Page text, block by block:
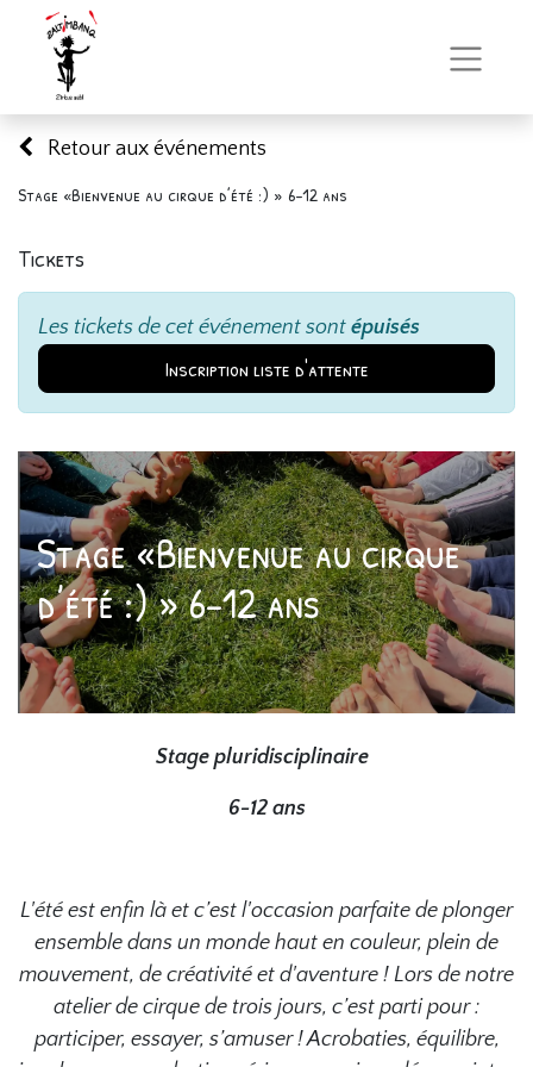
Retour aux événements
Stage «Bienvenue au cirque d’été :) » 6-12 ans
Tickets
Les tickets de cet événement sont épuisés
Inscription liste d'attente
Stage «Bienvenue au cirque
d’été :) » 6-12 ans
Stage pluridisciplinaire
6-12 ans
L'été est enfin là et c’est l'occasion parfaite de plonger
ensemble dans un monde haut en couleur, plein de
mouvement, de créativité et d'aventure ! Lors de notre
atelier de cirque de trois jours, c’est parti pour :
participer, essayer, s’amuser ! Acrobaties, équilibre,